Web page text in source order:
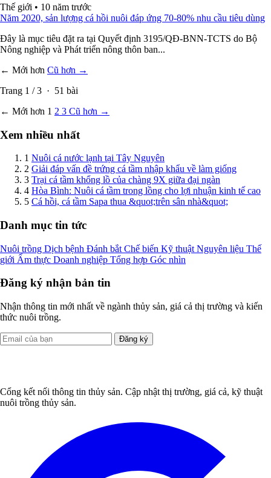
Thế giới • 10 năm trước
Năm 2020, sản lượng cá hồi nuôi đáp ứng 70-80% nhu cầu tiêu dùng
Đây là mục tiêu đặt ra tại Quyết định 3195/QĐ-BNN-TCTS do Bộ
Nông nghiệp và Phát triển nông thôn ban...
← Mới hơn Cũ hơn →
Trang 1 /3 · 51 bài
← Mới hơn 1 2 3 Cũ hơn →
Xem nhiều nhất
1 Nuôi cá nước lạnh tại Tây Nguyên
2 Giải đáp vấn đề trứng cá tầm nhập khẩu về làm giống
3 Trại cá tầm khổng lồ của chàng 9X giữa đại ngàn
4 Hòa Bình: Nuôi cá tầm trong lồng cho lợi nhuận kinh tế cao
5 Cá hồi, cá tầm Sapa thua &quot;trên sân nhà&quot;
Danh mục tin tức
Nuôi trồng Dịch bệnh Đánh bắt Chế biến Kỹ thuật Nguyên liệu Thế
giới Ẩm thực Doanh nghiệp Tổng hợp Góc nhìn
Đăng ký nhận bản tin
Nhận thông tin mới nhất về ngành thủy sản, giá cả thị trường và kiến
thức nuôi trồng.
Đăng ký
Cổng kết nối thông tin thủy sản. Cập nhật thị trường, giá cả, kỹ thuật
nuôi trồng thủy sản.